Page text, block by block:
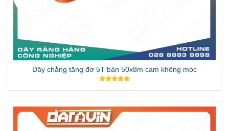
Dây chằng tăng đơ 5T bản 50x8m cam không móc